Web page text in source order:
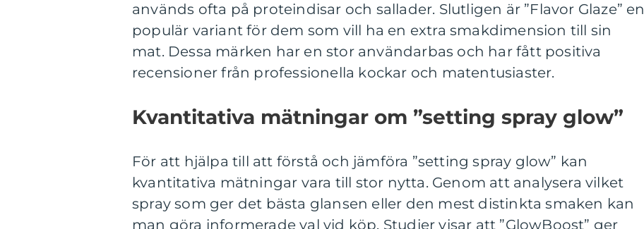
används ofta på proteindisar och sallader. Slutligen är ”Flavor Glaze” en
populär variant för dem som vill ha en extra smakdimension till sin
mat. Dessa märken har en stor användarbas och har fått positiva
recensioner från professionella kockar och matentusiaster.
Kvantitativa mätningar om ”setting spray glow”
För att hjälpa till att förstå och jämföra ”setting spray glow” kan
kvantitativa mätningar vara till stor nytta. Genom att analysera vilket
spray som ger det bästa glansen eller den mest distinkta smaken kan
man göra informerade val vid köp. Studier visar att ”GlowBoost” ger